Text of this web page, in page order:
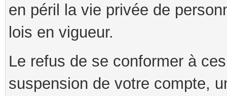
en péril la vie privée de
lois en vigueur.
Le refus de se conformer à
suspension de votre compte,